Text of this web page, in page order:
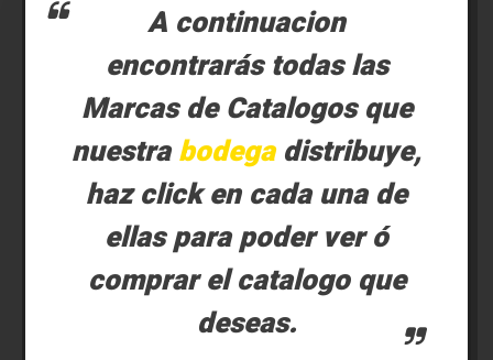
A continuacion
encontrarás todas las
Marcas de Catalogos que
nuestrabodegadistribuye,
haz click en cada una de
ellas para poder ver ó
comprar el catalogo que
deseas.